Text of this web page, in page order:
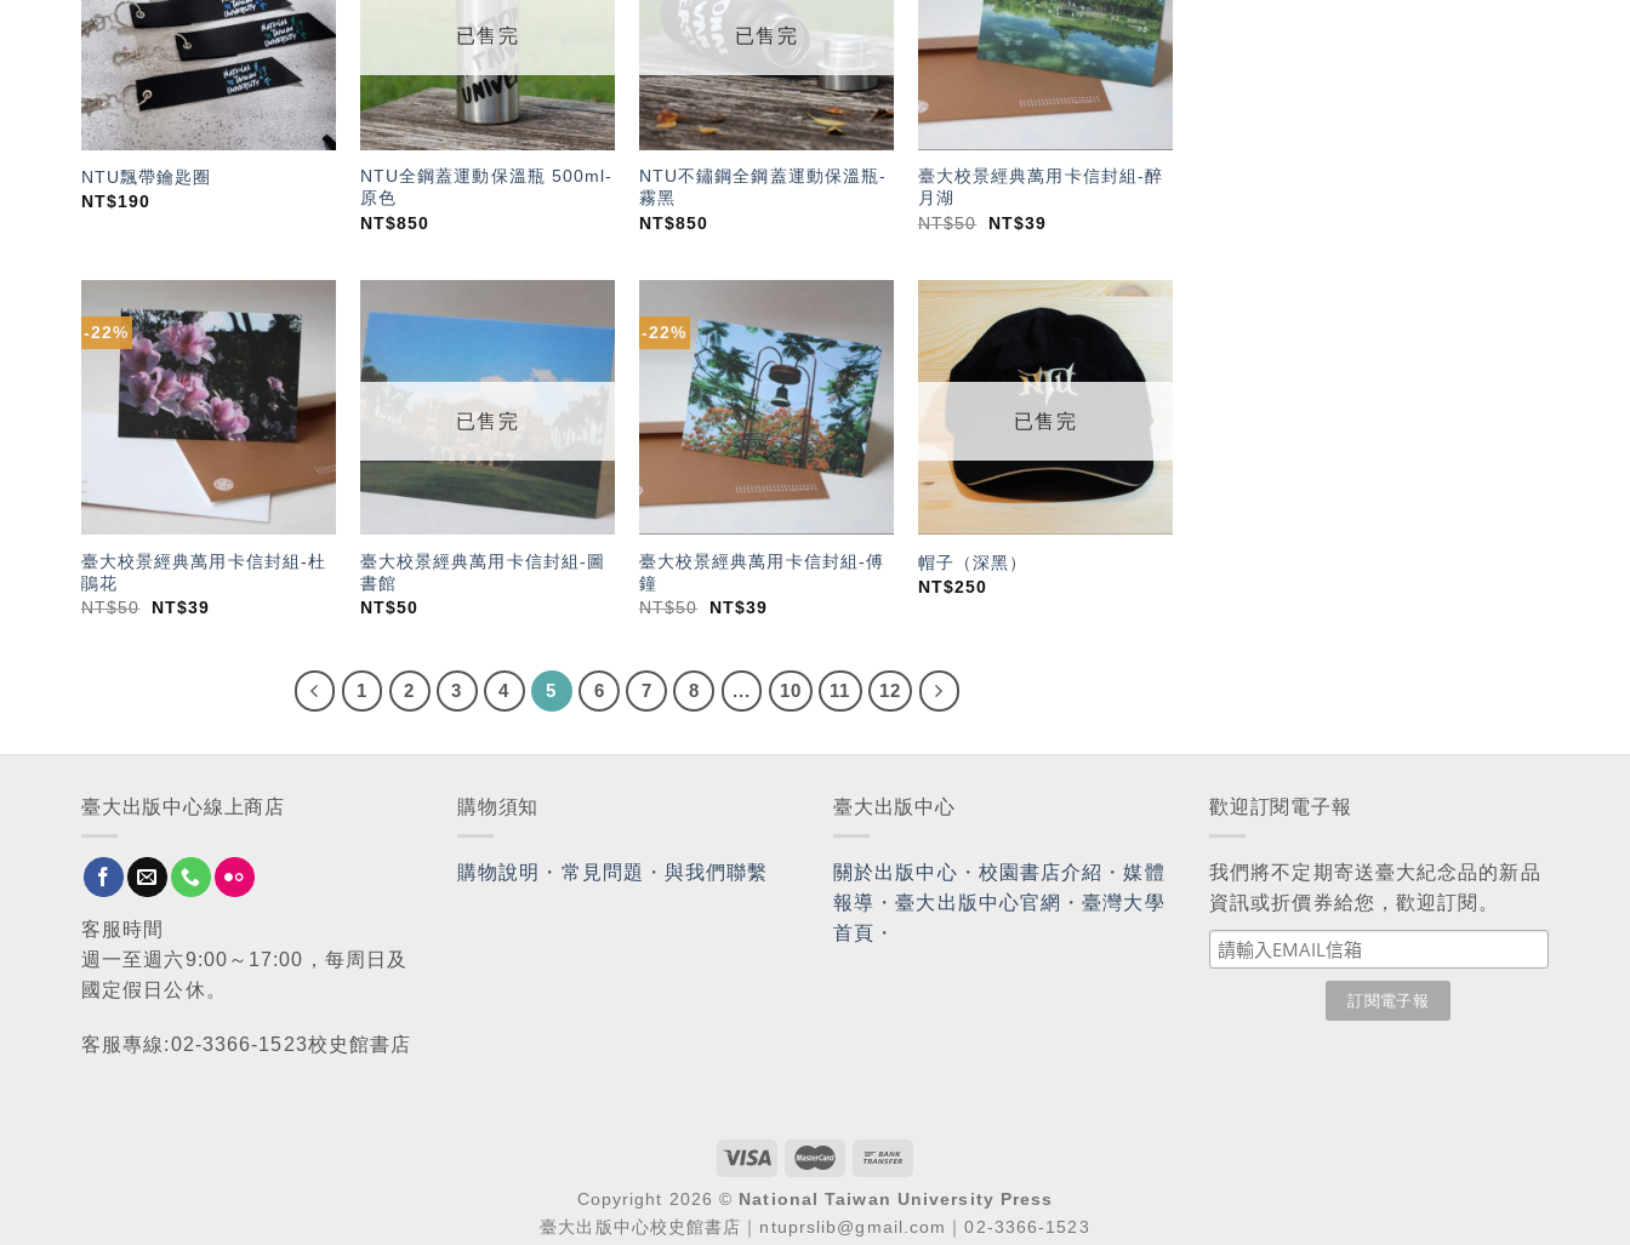
單」
NTU飄帶鑰匙圈
NT$190
已售完
NTU全鋼蓋運動保溫瓶 500ml-
原色
NT$850
已售完
NTU不鏽鋼全鋼蓋運動保溫瓶-
霧黑
NT$850
單」
臺大校景經典萬用卡信封組-醉
月湖
NT$50 NT$39
-22%
加入
「願
望輕
單」
臺大校景經典萬用卡信封組-杜
鵑花
NT$50 NT$39
望輕
單」
已售完
臺大校景經典萬用卡信封組-圖
書館
NT$50
-22%
加入
「願
望輕
單」
臺大校景經典萬用卡信封組-傅
鐘
NT$50 NT$39
加入
「願
望輕
單」
已售完
帽子（深黑）
NT$250
1 2 3 4 5 6 7 8 ... 10 11 12
臺大出版中心線上商店
客服時間
週一至週六9:00～17:00，每周日及
國定假日公休。
客服專線:02-3366-1523校史館書店
購物須知
購物說明 ・ 常見問題 ・與我們聯繫
臺大出版中心
關於出版中心 ・ 校園書店介紹 ・媒體
報導 ・臺大出版中心官網 ・臺灣大學
首頁 ・
歡迎訂閱電子報
我們將不定期寄送臺大紀念品的新品
資訊或折價券給您，歡迎訂閱。
Copyright 2026 © National Taiwan University Press
臺大出版中心校史館書店｜ntuprslib@gmail.com｜02-3366-1523